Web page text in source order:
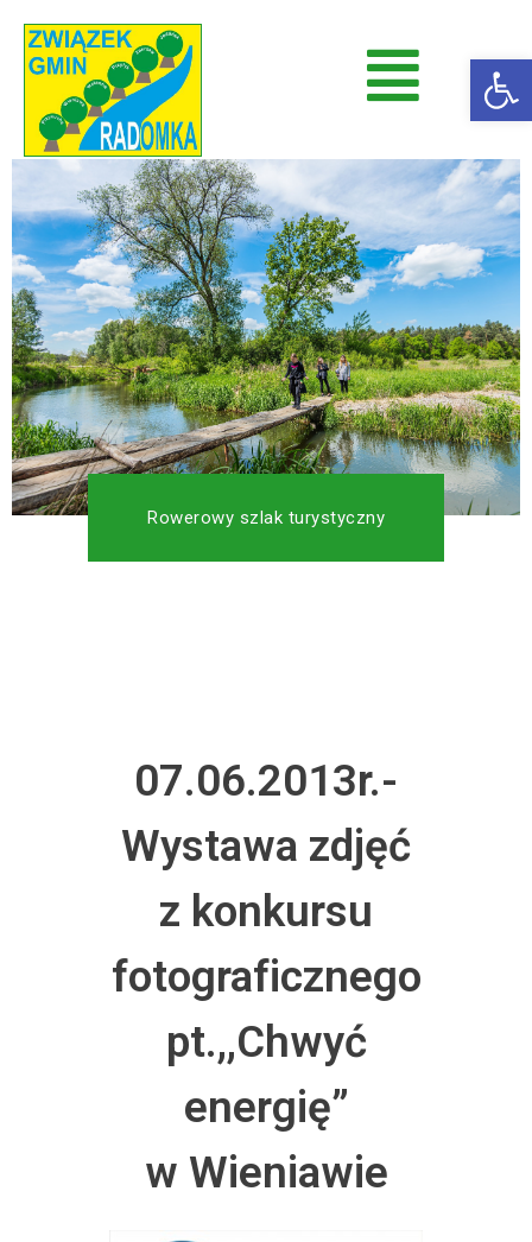
Radomka
Rowerowy szlak turystyczny
07.06.2013r.-
Wystawa zdjęć
z konkursu
fotograficznego
pt.,,Chwyć
energię”
w Wieniawie